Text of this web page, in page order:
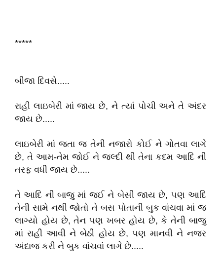
*****
બીજા દિવસે.....
રાહી લાઇબેરી માં જાય છે, ને ત્યાં પોચી અને તે અંદર
જાય છે.....
લાઇબેરી માં જતા જ તેની નજારો કોઈ ને ગોતવા લાગે
છે, તે આમ-તેમ જોઈ ને જલ્દી થી તેના કદમ આદિ ની
તરફ વધી જાય છે.....
તે આદિ ની બાજુ માં જઈ ને બેસી જાય છે, પણ આદિ
તેની સામે નથી જોતો તે બસ પોતાની બુક વાંચવા માં જ
લાગ્યો હોય છે, તેન પણ ખબર હોય છે, કે તેની બાજુ
માં રાહી આવી ને બેઠી હોય છે, પણ માનવી ને નજર
અંદાજ કરી ને બુક વાંચવાં લાગે છે.....